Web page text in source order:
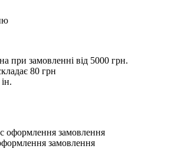
при замовленні від 5000 грн.
80 грн
оформлення замовлення
замовлення